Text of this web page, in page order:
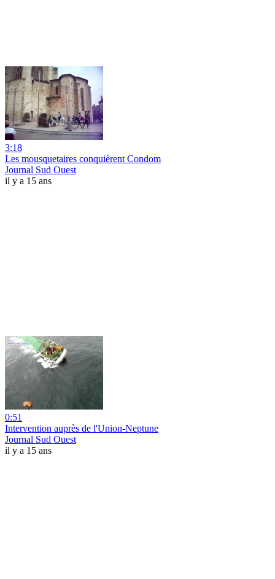
3:18
Les mousquetaires conquièrent Condom
Journal Sud Ouest
il y a 15 ans
0:51
Intervention auprès de l'Union-Neptune
Journal Sud Ouest
il y a 15 ans